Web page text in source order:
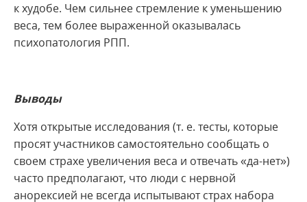
к худобе. Чем сильнее стремление к уменьшению
веса, тем более выраженной оказывалась
психопатология РПП.
Выводы
Хотя открытые исследования (т. е. тесты, которые
просят участников самостоятельно сообщать о
своем страхе увеличения веса и отвечать «да-нет»)
часто предполагают, что люди с нервной
анорексией не всегда испытывают страх набора